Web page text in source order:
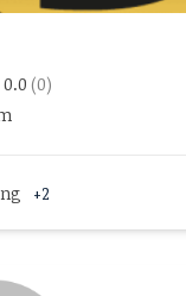
0.0 (0)
+2